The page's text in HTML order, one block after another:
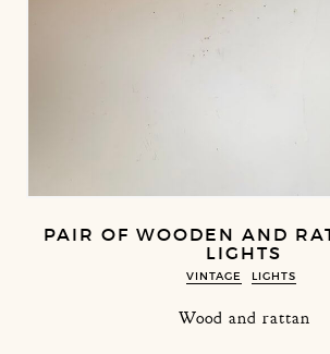
PAIR OF WOODEN AND
LIGHTS
VINTAGE LIGHTS
Wood and rattan